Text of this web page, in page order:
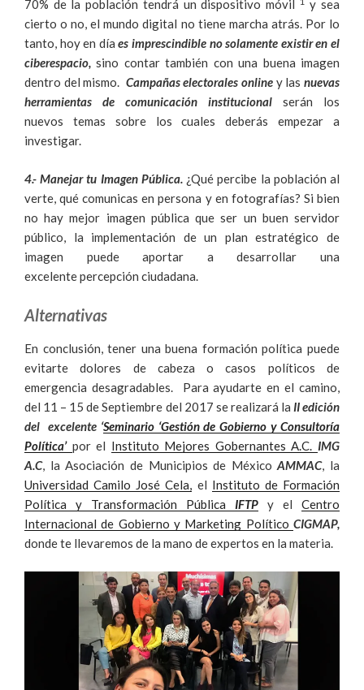
70% de la población tendrá un dispositivo móvil
y sea
cierto o no, el mundo digital no tiene marcha atrás. Por lo
tanto, hoy en díaes imprescindible no solamente existir en el
ciberespacio, sino contar también con una buena imagen
dentro del mismo. Campañas electorales online y lasnuevas
herramientas de comunicación institucional serán los
nuevos temas sobre los cuales deberás empezar a
investigar.
4.- Manejar tu Imagen Pública. ¿Qué percibe la población al
verte, qué comunicas en persona y en fotografías? Si bien
no hay mejor imagen pública que ser un buen servidor
público, la implementación de un plan estratégico de
imagen puede aportar a desarrollar una
excelente percepción ciudadana.
Alternativas
En conclusión, tener una buena formación política puede
evitarte dolores de cabeza o casos políticos de
emergencia desagradables. Para ayudarte en el camino,
del 11 – 15 de Septiembre del 2017 se realizará la II edición
del excelente ‘Seminario ‘Gestión de Gobierno y Consultoría
Política’ por el Instituto Mejores Gobernantes A.C. IMG
A.C, la Asociación de Municipios de MéxicoAMMAC, la
Universidad Camilo José Cela, el Instituto de Formación
Política y Transformación Pública IFTP y el Centro
Internacional de Gobierno y Marketing Político CIGMAP,
donde te llevaremos de la mano de expertos en la materia.